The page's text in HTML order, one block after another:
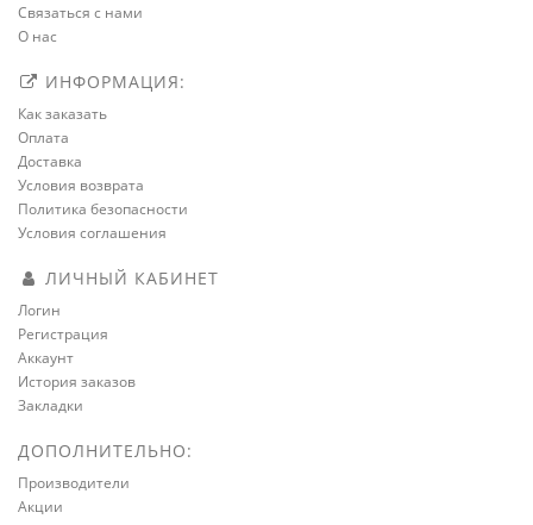
Связаться с нами
О нас
ИНФОРМАЦИЯ:
Как заказать
Оплата
Доставка
Условия возврата
Политика безопасности
Условия соглашения
ЛИЧНЫЙ КАБИНЕТ
Логин
Регистрация
Аккаунт
История заказов
Закладки
ДОПОЛНИТЕЛЬНО:
Производители
Акции